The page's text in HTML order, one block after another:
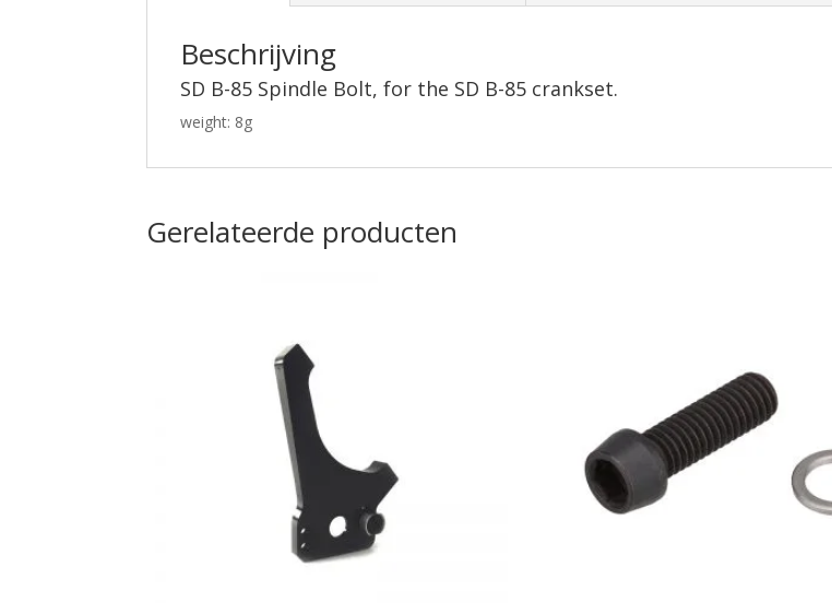
Beschrijving
SD B-85 Spindle Bolt, for the SD B-85 crankset.
weight: 8g
Gerelateerde producten